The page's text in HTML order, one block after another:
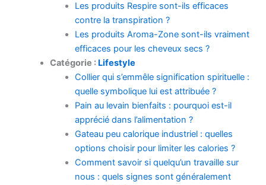
Les produits Respire sont-ils efficaces
contre la transpiration ?
Les produits Aroma-Zone sont-ils vraiment
efficaces pour les cheveux secs ?
Catégorie : Lifestyle
Collier qui s’emmêle signification spirituelle :
quelle symbolique lui est attribuée ?
Pain au levain bienfaits : pourquoi est-il
apprécié dans l’alimentation ?
Gateau peu calorique industriel : quelles
options choisir pour limiter les calories ?
Comment savoir si quelqu’un travaille sur
nous : quels signes sont généralement